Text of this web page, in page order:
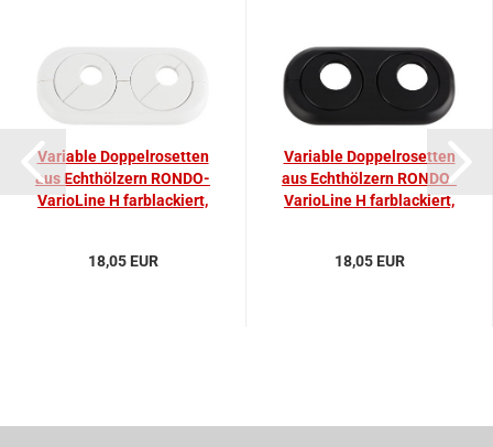
Va­ria­ble Dop­pel­ro­set­ten
aus Echt­höl­zern RONDO-​​
Va­rio­Li­ne H farb­la­ckiert,
18,05 EUR
Va­ria­ble Dop­pel­ro­set­ten
aus Echt­höl­zern RONDO-​​
Va­rio­Li­ne H farb­la­ckiert,
18,05 EUR